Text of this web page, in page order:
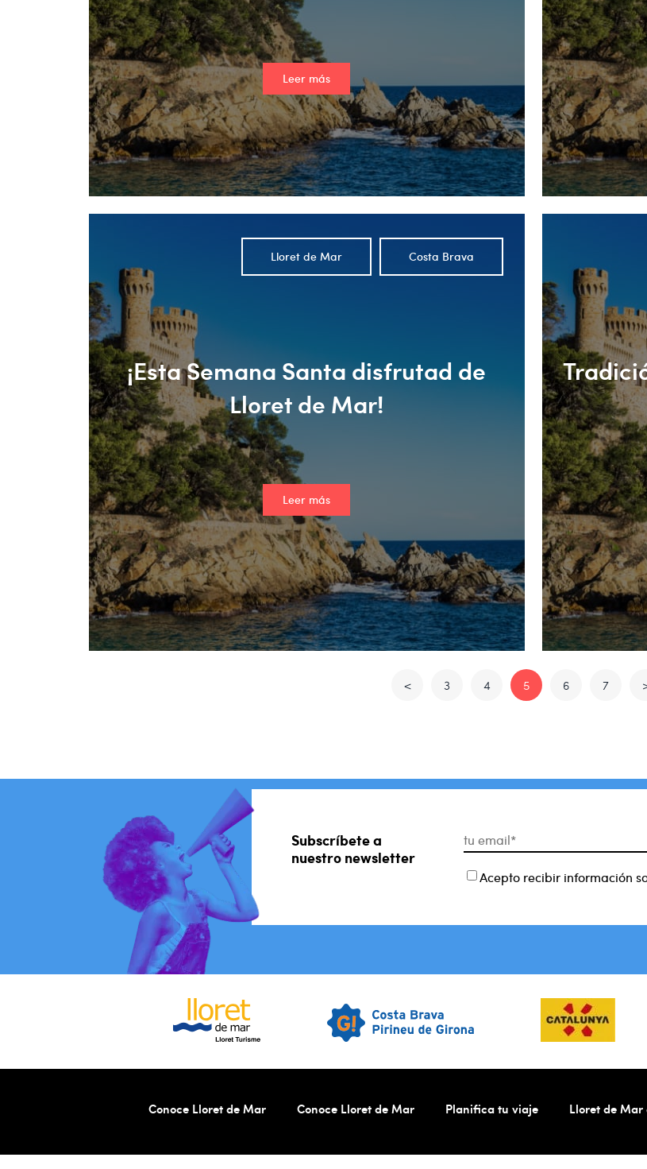
Leer más
¡Esta Semana Santa disfrutad de
Lloret de Mar!
Leer más
Costa Brava
Lloret de Mar
< 3 4 5 6 7
Subscríbete a
nuestro newsletter
Acepto recibir información
Conoce Lloret de Mar Conoce Lloret de Mar Planifica tu viaje Lloret de Mar